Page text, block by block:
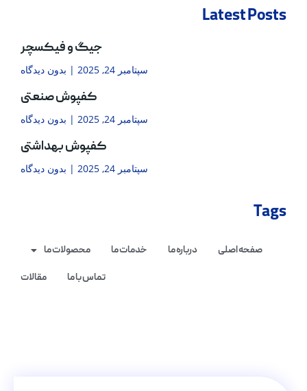
Latest Posts
جیگ و فیکسچر
سپتامبر 24, 2025 بدون دیدگاه
کفپوش صنعتی
سپتامبر 24, 2025 بدون دیدگاه
کفپوش بهداشتی
سپتامبر 24, 2025 بدون دیدگاه
Tags
صفحه اصلی درباره ما خدمات ما
محصولات ما
تماس با ما
مقالات